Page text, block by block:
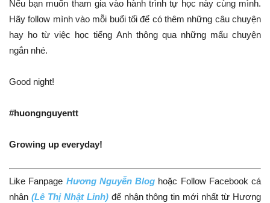
Nếu bạn muốn tham gia vào hành trình tự học này cùng mình.
Hãy follow mình vào mỗi buổi tối để có thêm những câu chuyện
hay ho từ việc học tiếng Anh thông qua những mẩu chuyện
ngắn nhé.
Good night!
#huongnguyentt
Growing up everyday!
Like Fanpage Hương Nguyễn Blog hoặc Follow Facebook cá
nhân (Lê Thị Nhật Linh)để nhận thông tin mới nhất từ Hương